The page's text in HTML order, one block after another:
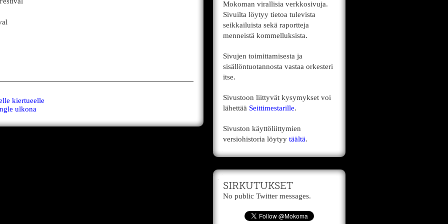
kiertueelle
ulkona
Mokoman virallisia verkkosivuja.
Sivuilta löytyy tietoa tulevista
seikkailuista sekä raportteja
menneistä kommelluksista.
Sivujen toimittamisesta ja
sisällöntuotannosta vastaa orkesteri
itse.
Sivustoon liittyvät kysymykset voi
lähettää Seittimestarille.
Sivuston käyttöliittymien
versiohistoria löytyy täältä.
SIRKUTUKSET
No public Twitter messages.